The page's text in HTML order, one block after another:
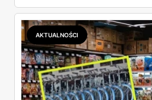
AKTUALNOŚCI